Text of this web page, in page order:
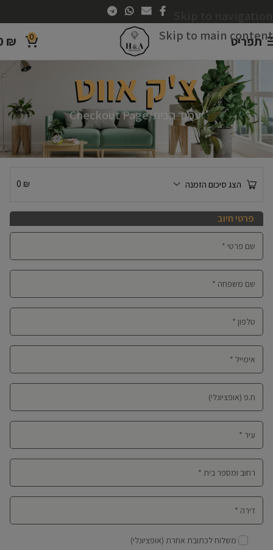
Skip to main content
תפריט 0
₪
צ'ק אווט
עמוד הבית Checkout Page
הצג סיכום הזמנה 0 ₪
פרטי חיוב
משלוח לכתובת אחרת (אופציונלי)